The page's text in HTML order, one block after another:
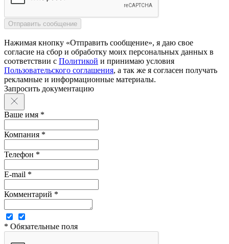
Нажимая кнопку «Отправить сообщение», я даю свое
согласие на сбор и обработку моих персональных данных в
соответствии с Политикой и принимаю условия
Пользовательского соглашения, а так же я согласен получать
рекламные и информационные материалы.
Запросить документацию
Ваше имя *
Компания *
Телефон *
E-mail *
Комментарий *
* Обязательные поля